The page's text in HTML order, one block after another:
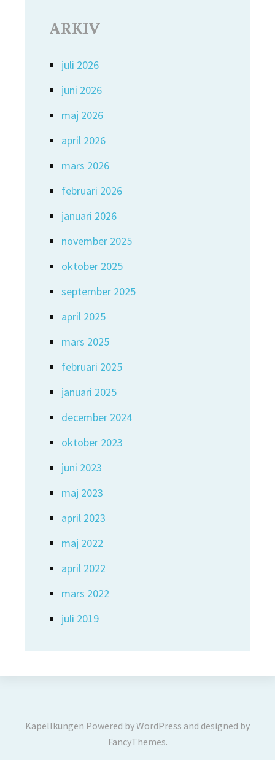
ARKIV
juli 2026
juni 2026
maj 2026
april 2026
mars 2026
februari 2026
januari 2026
november 2025
oktober 2025
september 2025
april 2025
mars 2025
februari 2025
januari 2025
december 2024
oktober 2023
juni 2023
maj 2023
april 2023
maj 2022
april 2022
mars 2022
juli 2019
Kapellkungen Powered byWordPress and designed by
FancyThemes.